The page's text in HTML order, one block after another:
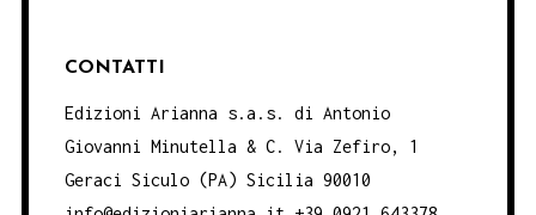
CONTATTI
Edizioni Arianna s.a.s. di Antonio
Giovanni Minutella & C. Via Zefiro, 1
Geraci Siculo (PA) Sicilia 90010